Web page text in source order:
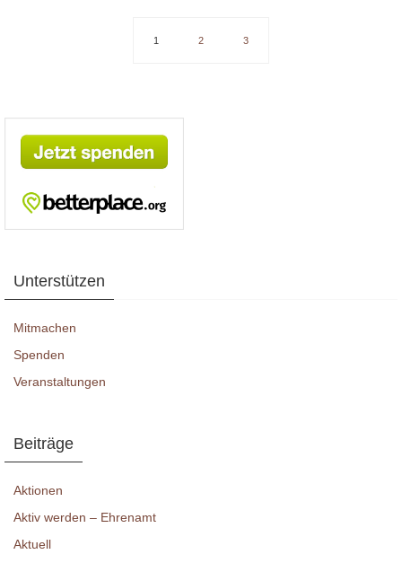
1 2 3
Unterstützen
Mitmachen
Spenden
Veranstaltungen
Beiträge
Aktionen
Aktiv werden – Ehrenamt
Aktuell